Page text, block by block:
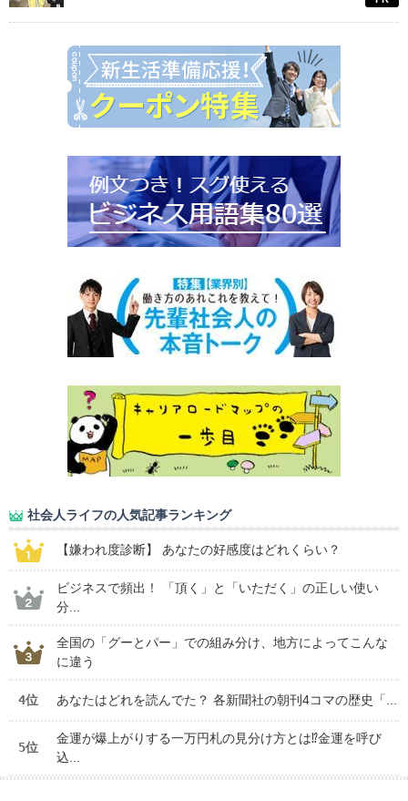
社会人ライフの人気記事ランキング
【嫌われ度診断】 あなたの好感度はどれくらい？
ビジネスで頻出！ 「頂く」と「いただく」の正しい使い
分...
全国の「グーとパー」での組み分け、地方によってこんな
に違う
4位 あなたはどれを読んでた？ 各新聞社の朝刊4コマの歴史「...
5位
金運が爆上がりする一万円札の見分け方とは⁉金運を呼び
込...